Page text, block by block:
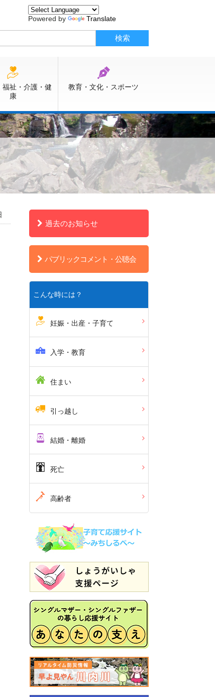
Powered by Translate
福祉・介護・健
康
教育・文化・スポーツ
過去のお知らせ
パブリックコメント・公聴会
こんな時には？
妊娠・出産・子育て
入学・教育
住まい
引っ越し
結婚・離婚
死亡
高齢者